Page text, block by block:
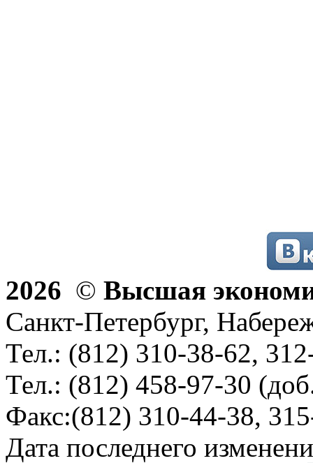
2026 © Высшая
Санкт-Петербург,
Тел.: (812) 310-38-62,
Тел.: (812) 458-97-30
Факс:(812) 310-44-38,
Дата последнего